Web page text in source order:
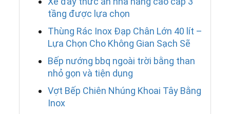
tầng được lựa chọn
Thùng Rác Inox Đạp Chân Lớn 40 lít –
Lựa Chọn Cho Không Gian Sạch Sẽ
Bếp nướng bbq ngoài trời bằng than
nhỏ gọn và tiện dụng
Vợt Bếp Chiên Nhúng Khoai Tây Bằng
Inox